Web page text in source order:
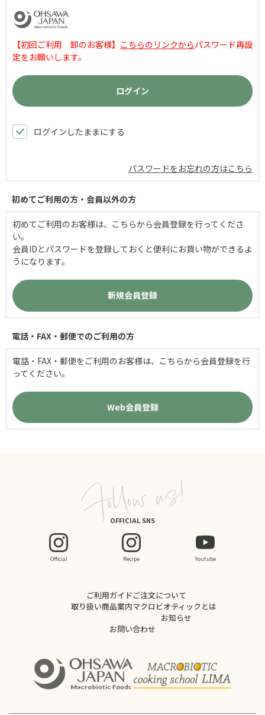
【初回ご利用 卸のお客様】 こちらのリンクからパスワード再設
定をお願いします。
ログインしたままにする
パスワードをお忘れの方はこちら
初めてご利用の方・会員以外の方
初めてご利用のお客様は、こちらから会員登録を行ってくださ
い。
会員IDとパスワードを登録しておくと便利にお買い物ができるよ
うになります。
電話・FAX・郵便でのご利用の方
電話・FAX・郵便をご利用のお客様は、こちらから会員登録を行
ってください。
OFFICIAL SNS
Official Recipe Youtube
ご利用ガイドご注文について
取り扱い商品案内マクロビオティックとは
お知らせ
お問い合わせ